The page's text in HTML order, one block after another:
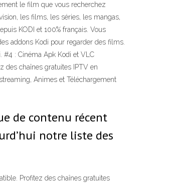
le film que vous recherchez
les films, les séries, les mangas,
KODI et 100% français. Vous
addons Kodi pour regarder des films.
#4 : Cinéma Apk Kodi et VLC
des chaînes gratuites IPTV en
Animes et Téléchargement
de contenu récent
notre liste des
Profitez des chaînes gratuites